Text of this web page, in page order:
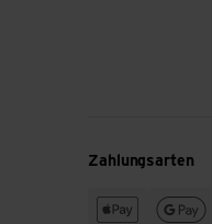
Zahlungsarten